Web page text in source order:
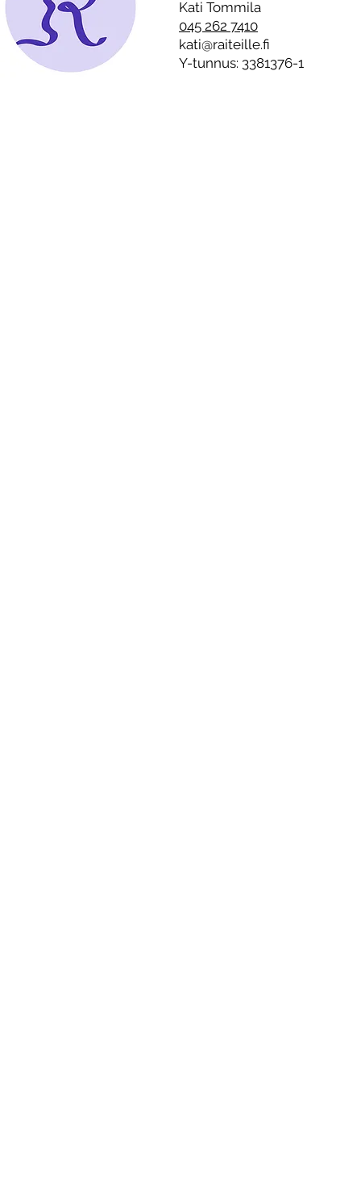
kotien seinien sisällä –
”Alkoholistille on tyypillistä
on suorittaa täydellistä
joulua”
Kati Tommila
045 262 7410
kati@raiteille.fi
Y-tunnus: 3381376-1